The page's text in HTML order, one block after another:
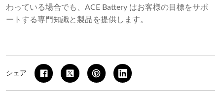
わっている場合でも、ACE Battery はお客様の目標をサポ
ートする専門知識と製品を提供します。
シェア